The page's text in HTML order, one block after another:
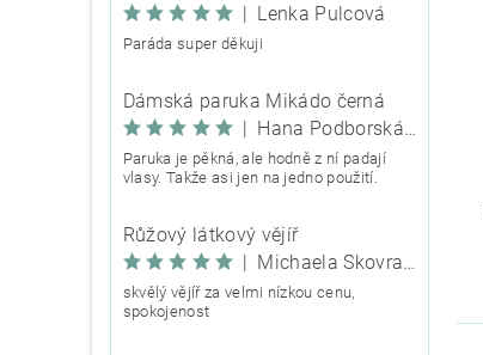
Lenka Pulcová
Paráda super děkuji
Dámská paruka Mikádo černá
Hana Podborská TRIXIE
Paruka je pěkná, ale hodně z ní padají
vlasy. Takže asi jen na jedno použití.
Růžový látkový vějíř
Michaela Škovranová
skvělý vějíř za velmi nízkou cenu,
spokojenost